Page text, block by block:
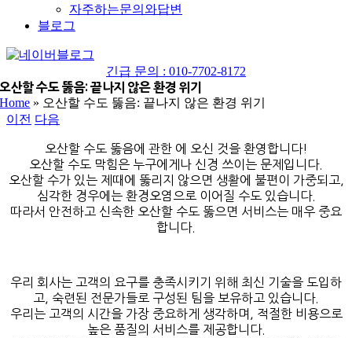
자주하는문의와답변
블로그
네
버
블
로
긴급 문의 : 010-7702-8172
오산할 수도 뚫음: 끝나지 않은 환경 위기
Home » 오산할 수도 뚫음: 끝나지 않은 환경 위기
이전 다음
오산할 수도 뚫음에 관한 에 오신 것을 환영합니다!
오산할 수도 막힘은 누구에게나 신경 쓰이는 문제입니다.
오산할 수가 있는 제때에 뚫리지 않으면 생활에 불편이 가중되고,
심각한 경우에는 환경오염으로 이어질 수도 있습니다.
따라서 안전하고 신속한 오산할 수도 뚫으면 서비스는 매우 중요
합니다.
우리 회사는 고객의 요구를 충족시키기 위해 최신 기술을 도입하
고, 숙련된 전문가들로 구성된 팀을 보유하고 있습니다.
우리는 고객의 시간을 가장 중요하게 생각하며, 적절한 비용으로
높은 품질의 서비스를 제공합니다.